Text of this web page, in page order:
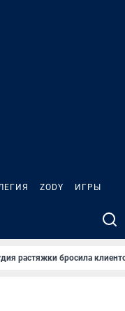
ZODY ИГРЫ
растяжки бросила